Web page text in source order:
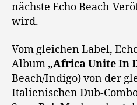
nächste Echo Beach-
wird.
Vom gleichen Label,
Album „Africa Unite In
Beach/Indigo) von der
Italienischen Dub-